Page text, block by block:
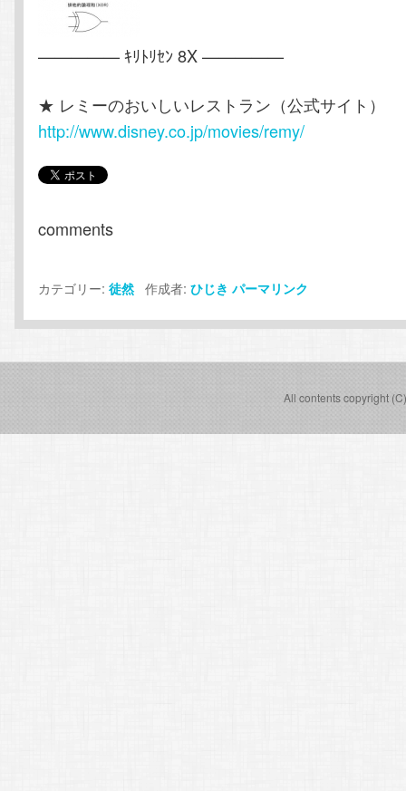
————— ｷﾘﾄﾘｾﾝ 8X —————
★ レミーのおいしいレストラン（公式サイト）
http://www.disney.co.jp/movies/remy/
comments
カテゴリー:徒然作成者:ひじき パーマリンク
All contents copyright